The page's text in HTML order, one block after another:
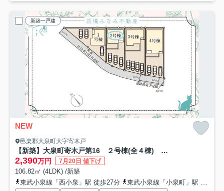
新築一戸建
NEW
邑楽郡大泉町大字寄木戸
【新築】大泉町寄木戸第16 ２号棟(全４棟) リーブルガーデン 新築建売分譲
2,390万円 7月20日 値下げ
106.82㎡ (4LDK) /新築
東武小泉線「西小泉」駅 徒歩27分
東武小泉線「小泉町」駅 徒歩43分